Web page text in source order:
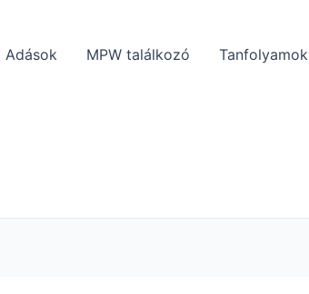
Adások MPW találkozó Tanfolyamok